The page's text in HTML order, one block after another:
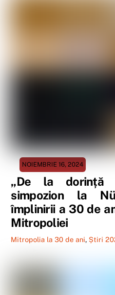
NOIEMBRIE 16, 2024
„De la dorință
simpozion la
împlinirii a 30 de
Mitropoliei
Mitropolia la 30 de ani, Știri